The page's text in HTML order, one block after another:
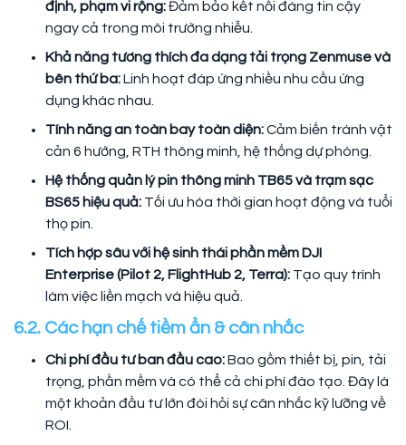
định, phạm vi rộng:Đảm bảo kết nối đáng tin cậy
ngay cả trong môi trường nhiễu.
Khả năng tương thích đa dạng tải trọng Zenmuse và
bên thứ ba:Linh hoạt đáp ứng nhiều nhu cầu ứng
dụng khác nhau.
Tính năng an toàn bay toàn diện:Cảm biến tránh vật
cản 6 hướng, RTH thông minh, hệ thống dự phòng.
Hệ thống quản lý pin thông minh TB65 và trạm sạc
BS65 hiệu quả: Tối ưu hóa thời gian hoạt động và tuổi
thọ pin.
Tích hợp sâu với hệ sinh thái phần mềm DJI
Enterprise (Pilot 2, FlightHub 2, Terra): Tạo quy trình
làm việc liền mạch và hiệu quả.
6.2. Các hạn chế tiềm ẩn & cân nhắc
Chi phí đầu tư ban đầu cao:Bao gồm thiết bị, pin, tải
trọng, phần mềm và có thể cả chi phí đào tạo. Đây là
một khoản đầu tư lớn đòi hỏi sự cân nhắc kỹ lưỡng về
ROI.